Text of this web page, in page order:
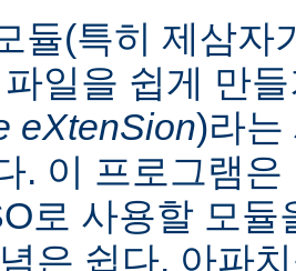
듈(특히 제삼자
일을 쉽게 만
eXtenSion)라는
. 이 프로그램
로 사용할 모듈
은 쉽다. 아파